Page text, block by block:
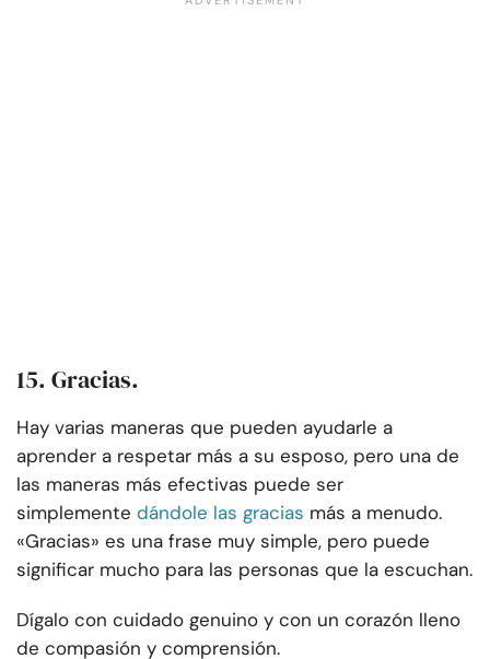
15. Gracias.
Hay varias maneras que pueden ayudarle a
aprender a respetar más a su esposo, pero una de
las maneras más efectivas puede ser
simplemente dándole las gracias más a menudo.
«Gracias» es una frase muy simple, pero puede
significar mucho para las personas que la escuchan.
Dígalo con cuidado genuino y con un corazón lleno
de compasión y comprensión.